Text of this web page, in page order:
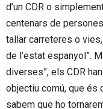
d’un CDR o
centenars de
tallar carreteres o
de l’estat espanyol”.
diverses”, els CDR
objectiu comú, que és
sabem que ho